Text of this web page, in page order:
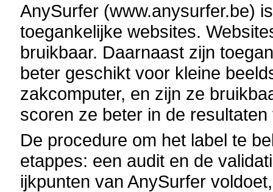
AnySurfer (www.anysurfer.be)
toegankelijke websites.
bruikbaar. Daarnaast zijn
beter geschikt voor kleine
zakcomputer, en zijn ze
scoren ze beter in de
De procedure om het label te
etappes: een audit en de
ijkpunten van AnySurfer